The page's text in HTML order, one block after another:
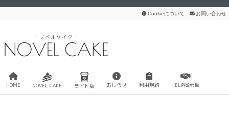
Cookieについて お問い合わせ
HOME NOVEL CAKE ライト版 おしらせ 利用規約 HELP掲示板